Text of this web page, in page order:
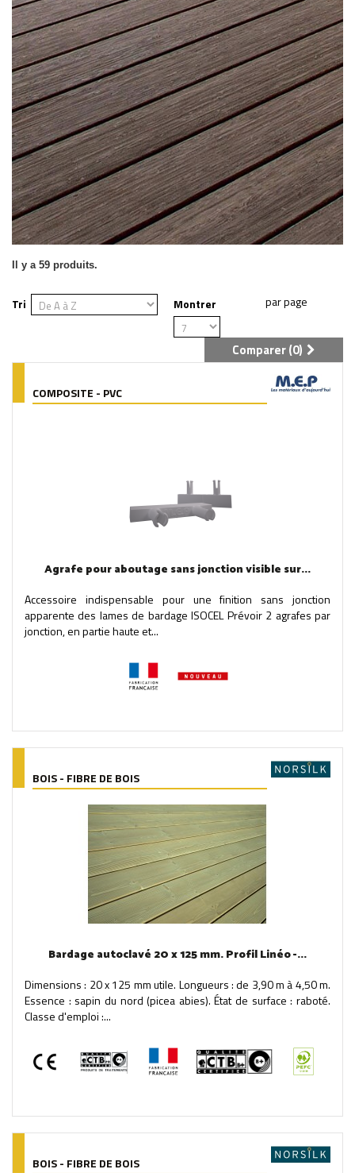
Il y a 59 produits.
Tri Montrer
Comparer (0)
COMPOSITE - PVC
Agrafe pour aboutage sans jonction visible sur...
Accessoire indispensable pour une finition sans jonction
apparente des lames de bardage ISOCEL Prévoir 2 agrafes par
jonction, en partie haute et...
BOIS - FIBRE DE BOIS
Bardage autoclavé 20 x 125 mm. Profil Linéo -...
Dimensions : 20 x 125 mm utile. Longueurs : de 3,90 m à 4,50 m.
Essence : sapin du nord (picea abies). État de surface : raboté.
Classe d'emploi :...
BOIS - FIBRE DE BOIS